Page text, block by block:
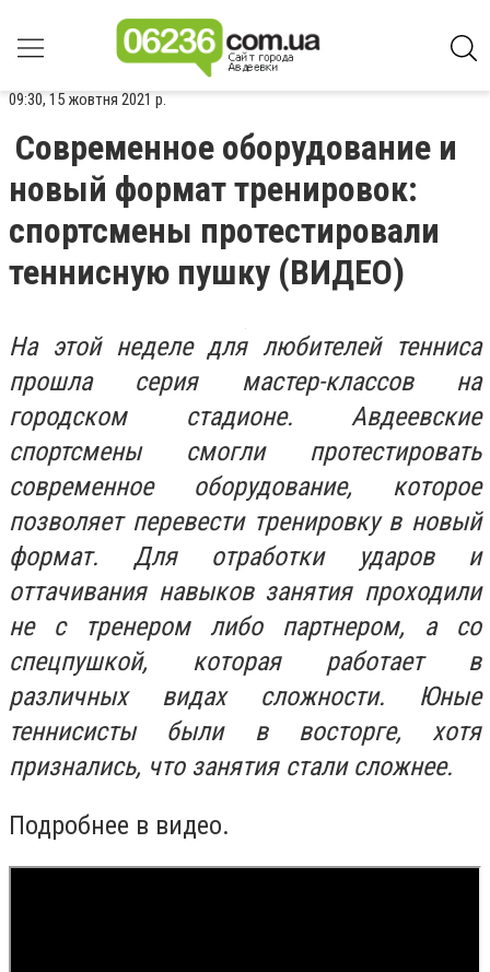
09:30, 15 жовтня 2021 р.
Современное оборудование и
новый формат тренировок:
спортсмены протестировали
теннисную пушку (ВИДЕО)
На этой неделе для любителей тенниса
прошла серия мастер-классов на
городском стадионе. Авдеевские
спортсмены смогли протестировать
современное оборудование, которое
позволяет перевести тренировку в новый
формат. Для отработки ударов и
оттачивания навыков занятия проходили
не с тренером либо партнером, а со
спецпушкой, которая работает в
различных видах сложности. Юные
теннисисты были в восторге, хотя
признались, что занятия стали сложнее.
Подробнее в видео.